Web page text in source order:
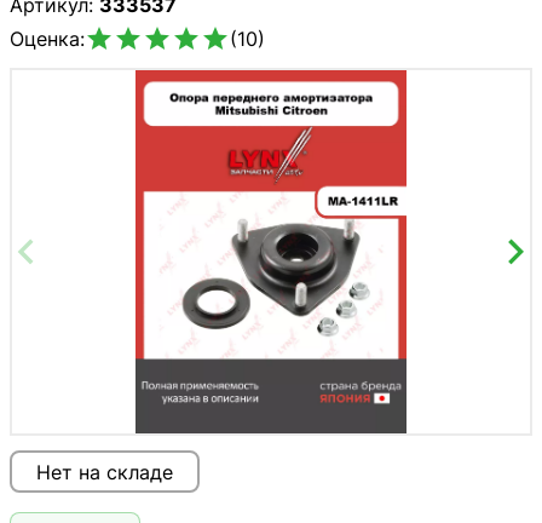
Артикул: 333537
Оценка:(10)
Нет на складе